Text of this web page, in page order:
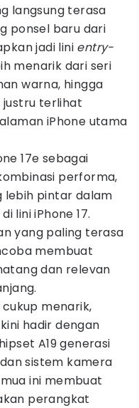
langsung terasa
ponsel baru dari
jadi lini entry-
menarik dari seri
warna, hingga
justru terlihat
iPhone utama
17e sebagai
performa,
lebih pintar dalam
lini iPhone 17.
yang paling terasa
membuat
dan relevan
menarik,
hadir dengan
A19 generasi
sistem kamera
ini membuat
perangkat